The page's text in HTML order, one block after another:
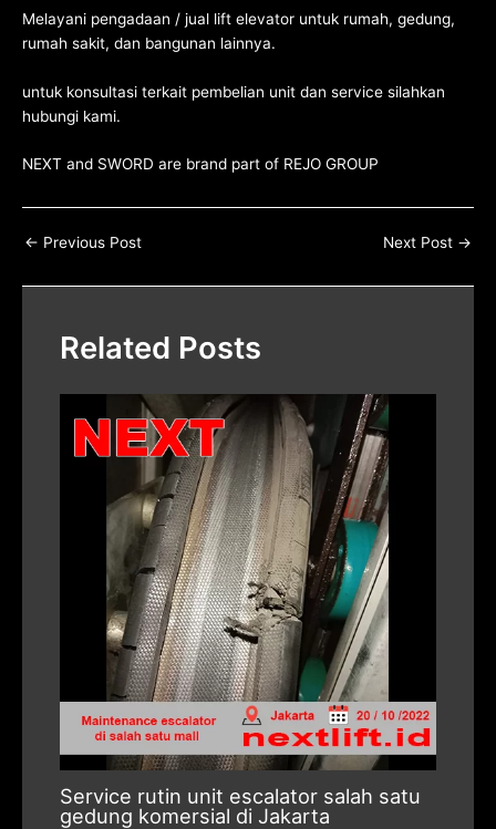
Melayani pengadaan / jual lift elevator untuk rumah, gedung,
rumah sakit, dan bangunan lainnya.
untuk konsultasi terkait pembelian unit dan service silahkan
hubungi kami.
NEXT and SWORD are brand part of REJO GROUP
← Previous Post Next Post →
Related Posts
Service rutin unit escalator salah satu
gedung komersial di Jakarta